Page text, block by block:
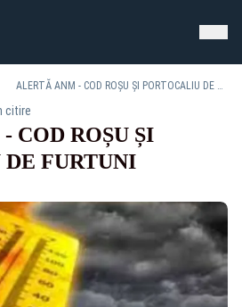
ALERTĂ ANM - COD ROȘU ȘI PORTOCALIU DE FURTUNI VIOLENTE
citire
COD ROȘU ȘI
FURTUNI